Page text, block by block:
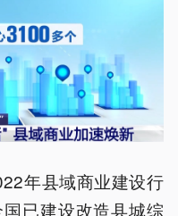
年县域商业建设行
已建设改造县城综